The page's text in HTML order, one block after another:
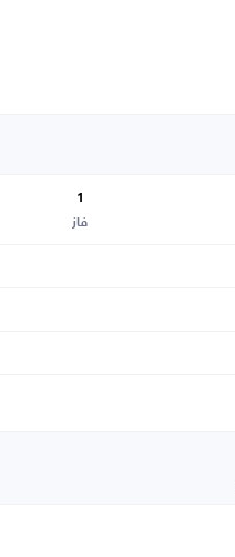
1
فاز